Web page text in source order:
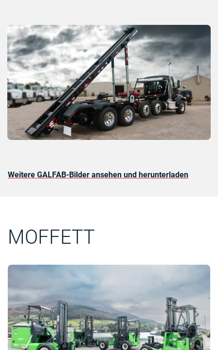
Weitere GALFAB-Bilder ansehen und herunterladen
MOFFETT